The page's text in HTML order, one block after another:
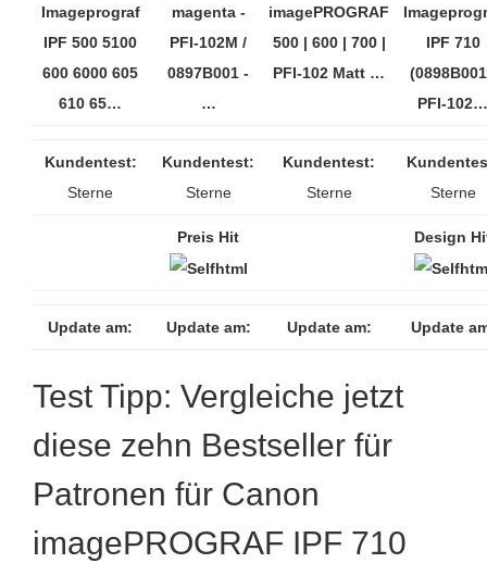
Imageprograf
IPF 500 5100
600 6000 605
610 65…
magenta -
PFI-102M /
0897B001 -
…
imagePROGRAF
500 | 600 | 700 |
PFI-102 Matt …
IPF 710
PFI-102…
Kundentest:
Sterne
Kundentest:
Sterne
Kundentest:
Sterne
Sterne
Preis Hit Design
Update am: Update am: Update am: Update
Test Tipp: Vergleiche jetzt
diese zehn Bestseller für
Patronen für Canon
imagePROGRAF IPF 710